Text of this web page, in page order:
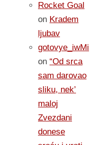
Rocket Goal
on Kradem
ljubav
gotovye_iwMi
on “Od srca
sam darovao
sliku, nek’
maloj
Zvezdani
donese